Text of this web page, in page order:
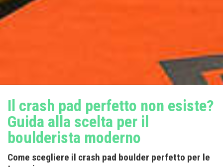
Il crash pad perfetto non esiste?
Guida alla scelta per il
boulderista moderno
Come scegliere il crash pad boulder perfetto per le